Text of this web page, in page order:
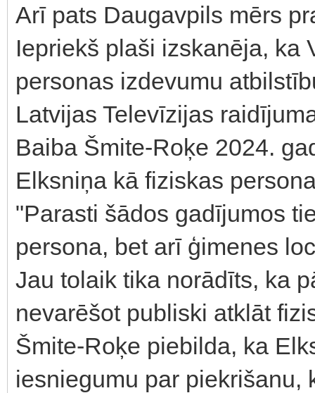
Arī pats Daugavpils mērs
Iepriekš plaši izskanēja, ka
personas izdevumu
Latvijas Televīzijas
Baiba Šmite-Roķe 2024.
Elksniņa kā fiziskas
"Parasti šādos gadījumos
persona, bet arī ģimenes
Jau tolaik tika norādīts, ka
nevarēšot publiski atklāt
Šmite-Roķe piebilda, ka
iesniegumu par piekrišanu,